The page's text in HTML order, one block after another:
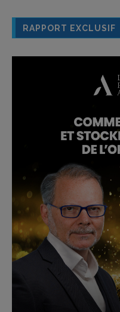
RAPPORT EXCLUSIF